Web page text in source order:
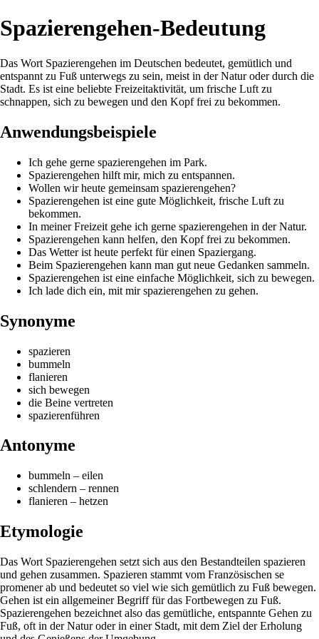
Spazierengehen-Bedeutung
Das Wort Spazierengehen im Deutschen bedeutet, gemütlich und
entspannt zu Fuß unterwegs zu sein, meist in der Natur oder durch die
Stadt. Es ist eine beliebte Freizeitaktivität, um frische Luft zu
schnappen, sich zu bewegen und den Kopf frei zu bekommen.
Anwendungsbeispiele
Ich gehe gerne spazierengehen im Park.
Spazierengehen hilft mir, mich zu entspannen.
Wollen wir heute gemeinsam spazierengehen?
Spazierengehen ist eine gute Möglichkeit, frische Luft zu
bekommen.
In meiner Freizeit gehe ich gerne spazierengehen in der Natur.
Spazierengehen kann helfen, den Kopf frei zu bekommen.
Das Wetter ist heute perfekt für einen Spaziergang.
Beim Spazierengehen kann man gut neue Gedanken sammeln.
Spazierengehen ist eine einfache Möglichkeit, sich zu bewegen.
Ich lade dich ein, mit mir spazierengehen zu gehen.
Synonyme
spazieren
bummeln
flanieren
sich bewegen
die Beine vertreten
spazierenführen
Antonyme
bummeln – eilen
schlendern – rennen
flanieren – hetzen
Etymologie
Das Wort Spazierengehen setzt sich aus den Bestandteilen spazieren
und gehen zusammen. Spazieren stammt vom Französischen se
promener ab und bedeutet so viel wie sich gemütlich zu Fuß bewegen.
Gehen ist ein allgemeiner Begriff für das Fortbewegen zu Fuß.
Spazierengehen bezeichnet also das gemütliche, entspannte Gehen zu
Fuß, oft in der Natur oder in einer Stadt, mit dem Ziel der Erholung